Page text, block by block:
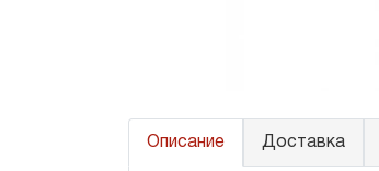
Описание Доставка